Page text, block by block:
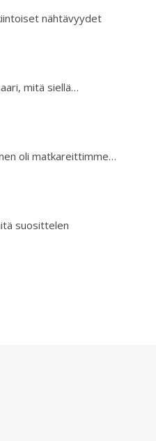
nähtävyydet
mitä siellä…
oli matkareittimme…
suosittelen